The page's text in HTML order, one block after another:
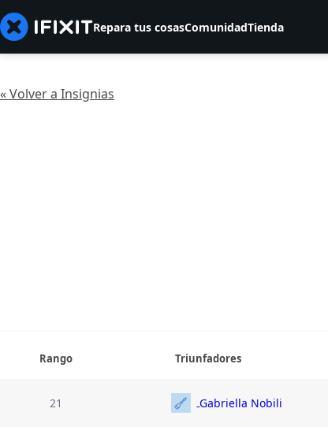
Repara tus cosasComunidadTienda
« Volver a Insignias
Rango Triunfadores
21 Gabriella Nobili